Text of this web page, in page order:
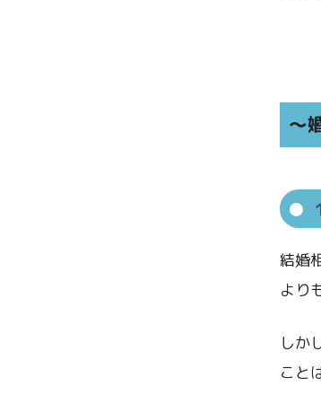
～
結婚
より
しか
こと